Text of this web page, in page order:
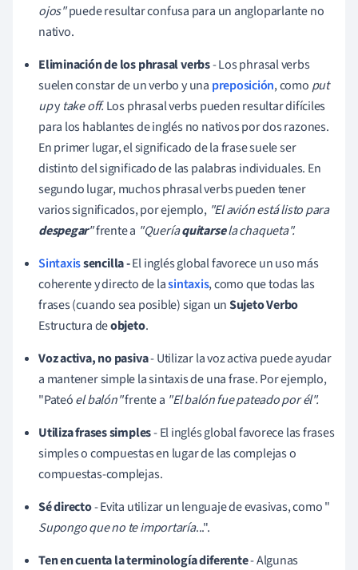
ojos"puede resultar confusa para un angloparlante no
nativo.
Eliminación de los phrasal verbs- Los phrasal verbs
suelen constar de un verbo y una preposición, como put
upy take off.Los phrasal verbs pueden resultar difíciles
para los hablantes de inglés no nativos por dos razones.
En primer lugar, el significado de la frase suele ser
distinto del significado de las palabras individuales. En
segundo lugar, muchos phrasal verbs pueden tener
varios significados, por ejemplo, "El avión está listo para
despegar"frente a "Queríaquitarsela chaqueta".
Sintaxissencilla -El inglés global favorece un uso más
coherente y directo de lasintaxis, como que todas las
frases (cuando sea posible) sigan unSujetoVerbo
Estructura deobjeto.
Voz activa, no pasiva- Utilizar la voz activa puede ayudar
a mantener simple la sintaxis de una frase. Por ejemplo,
"Pateóel balón"frente a "El balón fue pateado por él".
Utiliza frases simples- El inglés global favorece las frases
simples o compuestas en lugar de las complejas o
compuestas-complejas.
Sé directo- Evita utilizar un lenguaje de evasivas, como "
Supongo que no te importaría...".
Ten en cuenta la terminología diferente- Algunas